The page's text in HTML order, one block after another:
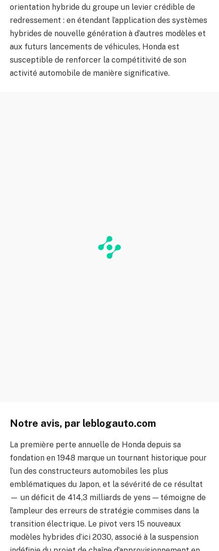
orientation hybride du groupe un levier crédible de
redressement : en étendant l’application des systèmes
hybrides de nouvelle génération à d’autres modèles et
aux futurs lancements de véhicules, Honda est
susceptible de renforcer la compétitivité de son
activité automobile de manière significative.
Notre avis, par leblogauto.com
La première perte annuelle de Honda depuis sa
fondation en 1948 marque un tournant historique pour
l’un des constructeurs automobiles les plus
emblématiques du Japon, et la sévérité de ce résultat
— un déficit de 414,3 milliards de yens — témoigne de
l’ampleur des erreurs de stratégie commises dans la
transition électrique. Le pivot vers 15 nouveaux
modèles hybrides d’ici 2030, associé à la suspension